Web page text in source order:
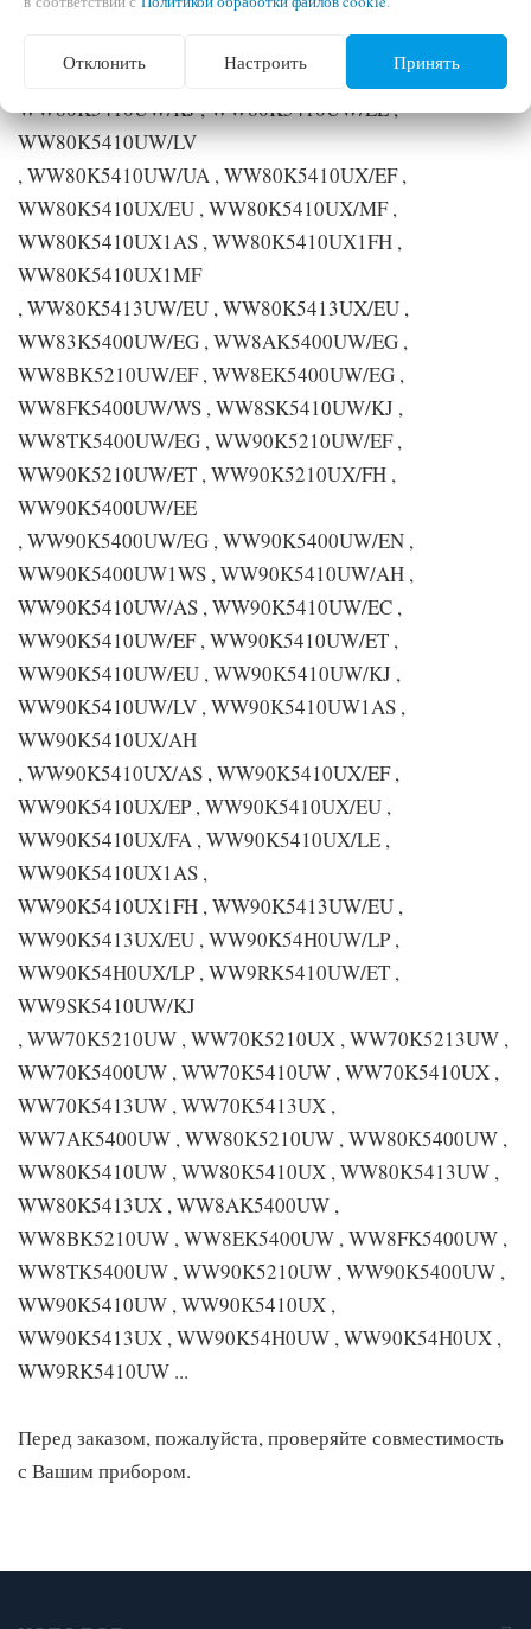
WW80K5410UW/AH , WW80K5410UW/EC ,
WW80K5410UW/EF , WW80K5410UW/EO ,
WW80K5410UW/ET , WW80K5410UW/EU ,
WW80K5410UW/KJ , WW80K5410UW/LE ,
WW80K5410UW/LV
, WW80K5410UW/UA , WW80K5410UX/EF ,
WW80K5410UX/EU , WW80K5410UX/MF ,
WW80K5410UX1AS , WW80K5410UX1FH ,
WW80K5410UX1MF
, WW80K5413UW/EU , WW80K5413UX/EU ,
WW83K5400UW/EG , WW8AK5400UW/EG ,
WW8BK5210UW/EF , WW8EK5400UW/EG ,
WW8FK5400UW/WS , WW8SK5410UW/KJ ,
WW8TK5400UW/EG , WW90K5210UW/EF ,
WW90K5210UW/ET , WW90K5210UX/FH ,
WW90K5400UW/EE
, WW90K5400UW/EG , WW90K5400UW/EN ,
WW90K5400UW1WS , WW90K5410UW/AH ,
WW90K5410UW/AS , WW90K5410UW/EC ,
WW90K5410UW/EF , WW90K5410UW/ET ,
WW90K5410UW/EU , WW90K5410UW/KJ ,
WW90K5410UW/LV , WW90K5410UW1AS ,
WW90K5410UX/AH
, WW90K5410UX/AS , WW90K5410UX/EF ,
WW90K5410UX/EP , WW90K5410UX/EU ,
WW90K5410UX/FA , WW90K5410UX/LE ,
WW90K5410UX1AS ,
WW90K5410UX1FH , WW90K5413UW/EU ,
WW90K5413UX/EU , WW90K54H0UW/LP ,
WW90K54H0UX/LP , WW9RK5410UW/ET ,
WW9SK5410UW/KJ
, WW70K5210UW , WW70K5210UX , WW70K5213UW ,
WW70K5400UW , WW70K5410UW , WW70K5410UX ,
WW70K5413UW , WW70K5413UX ,
WW7AK5400UW , WW80K5210UW , WW80K5400UW ,
WW80K5410UW , WW80K5410UX , WW80K5413UW ,
WW80K5413UX , WW8AK5400UW ,
WW8BK5210UW , WW8EK5400UW , WW8FK5400UW ,
WW8TK5400UW , WW90K5210UW , WW90K5400UW ,
WW90K5410UW , WW90K5410UX ,
WW90K5413UX , WW90K54H0UW , WW90K54H0UX ,
WW9RK5410UW ...
Перед заказом, пожалуйста, проверяйте совместимость
с Вашим прибором.
Отклонить Настроить Принять